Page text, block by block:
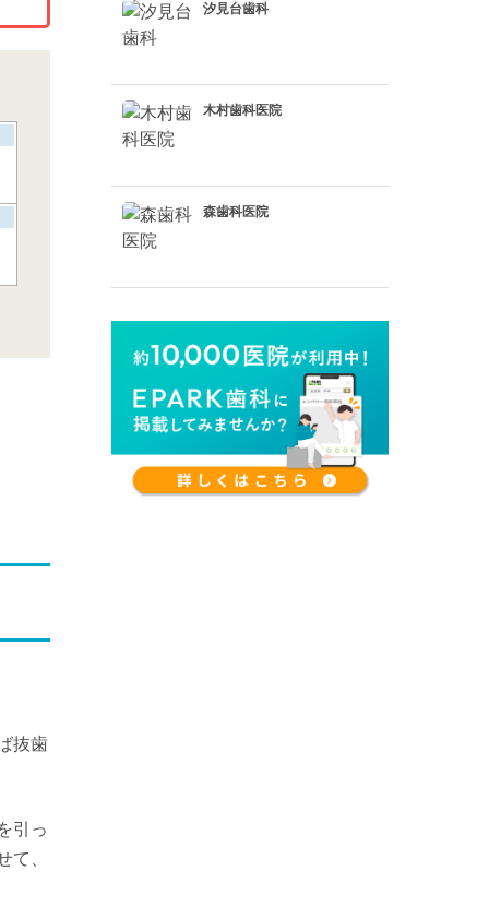
抜歯
引っ
て、
汐見台歯科
木村歯科医院
森歯科医院